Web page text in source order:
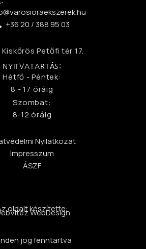
+36 20 / 388 95 03
Petőfi tér 17.
NYITVATARTÁS:
Hétfő - Péntek:
8 - 17 óráig
Szombat:
8-12 óráig
Nyilatkozat
Impresszum
ÁSZF
oldalt készítette:
WebDesign
jog fenntartva